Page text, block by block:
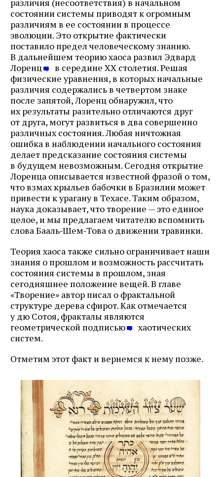
состоянии системы приводят к огромным
различиям в ее состоянии в процессе
эволюции. Это открытие фактически
поставило предел человеческому знанию.
В дальнейшем теорию хаоса развил Эдвард
Лоренц
в середине ХХ столетия. Решая
физические уравнения, в которых начальные
различия содержались в четвертом знаке
после запятой, Лоренц обнаружил, что
их результаты разительно отличаются друг
от друга, могут развиться в два совершенно
различных состояния. Любая ничтожная
ошибка в наблюдении начального состояния
делает предсказание состояния системы
в будущем невозможным. Сегодня открытие
Лоренца описывается известной фразой о том,
что взмах крыльев бабочки в Бразилии может
привести к урагану в Техасе. Таким образом,
наука доказывает, что творение — это единое
целое, и мы предлагаем читателю вспомнить
слова Бааль‑Шем‑Това о движении травинки.
Теория хаоса также сильно ограничивает наши
знания о прошлом и возможность рассчитать
состояния системы в прошлом, зная
сегодняшнее положение вещей. В главе
«Творение» автор писал о фрактальной
структуре дерева сфирот. Как отмечается
у дю Сотоя, фракталы являются
геометрической подписью
хаотических
систем.
Отметим этот факт и вернемся к нему позже.
Подписаться